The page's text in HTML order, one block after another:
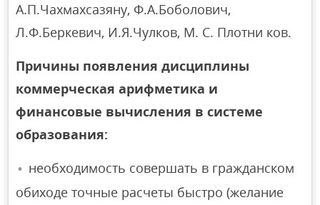
А.П.Чахмахсазяну, Ф.А.Боболович,
Л.Ф.Беркевич, И.Я.Чулков, М. С. Плотни ков.
Причины появления дисциплины
коммерческая арифметика и
финансовые вычисления в системе
образования:
необходимость совершать в гражданском
обиходе точные расчеты быстро (желание